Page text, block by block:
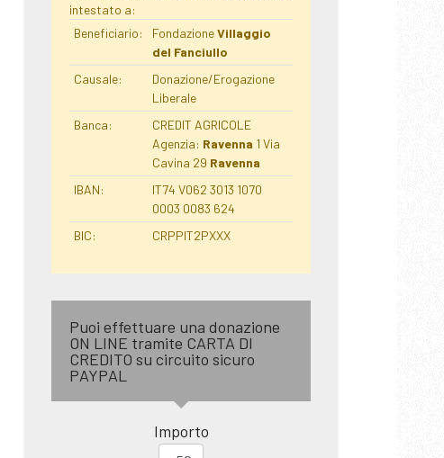
intestato a:
Beneficiario:
FondazioneVillaggio
del Fanciullo
Causale:
Donazione/Erogazione
Liberale
Banca:
CREDIT AGRICOLE
Agenzia: Ravenna 1 Via
Cavina 29 Ravenna
IBAN:
IT74 V062 3013 1070
0003 0083 624
BIC:
CRPPIT2PXXX
Puoi effettuare una donazione
ON LINE tramite CARTA DI
CREDITO su circuito sicuro
PAYPAL
Importo